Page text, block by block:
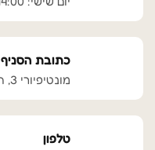
כתובת הסניף
מונטיפיורי 3, תל אביב
טלפון